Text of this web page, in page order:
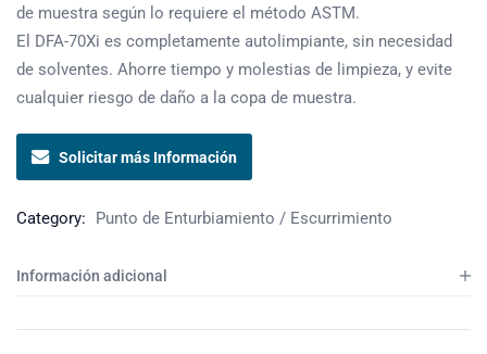
de muestra según lo requiere el método ASTM.
El DFA-70Xi es completamente autolimpiante, sin necesidad
de solventes. Ahorre tiempo y molestias de limpieza, y evite
cualquier riesgo de daño a la copa de muestra.
Solicitar más Información
Category: Punto de Enturbiamiento / Escurrimiento
Información adicional